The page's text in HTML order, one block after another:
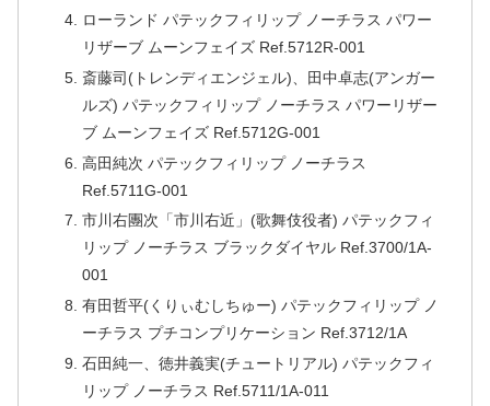
ローランド パテックフィリップ ノーチラス パワー
リザーブ ムーンフェイズ Ref.5712R-001
斎藤司(トレンディエンジェル)、田中卓志(アンガー
ルズ) パテックフィリップ ノーチラス パワーリザー
ブ ムーンフェイズ Ref.5712G-001
高田純次 パテックフィリップ ノーチラス
Ref.5711G-001
市川右團次「市川右近」(歌舞伎役者) パテックフィ
リップ ノーチラス ブラックダイヤル Ref.3700/1A-
001
有田哲平(くりぃむしちゅー) パテックフィリップ ノ
ーチラス プチコンプリケーション Ref.3712/1A
石田純一、徳井義実(チュートリアル) パテックフィ
リップ ノーチラス Ref.5711/1A-011